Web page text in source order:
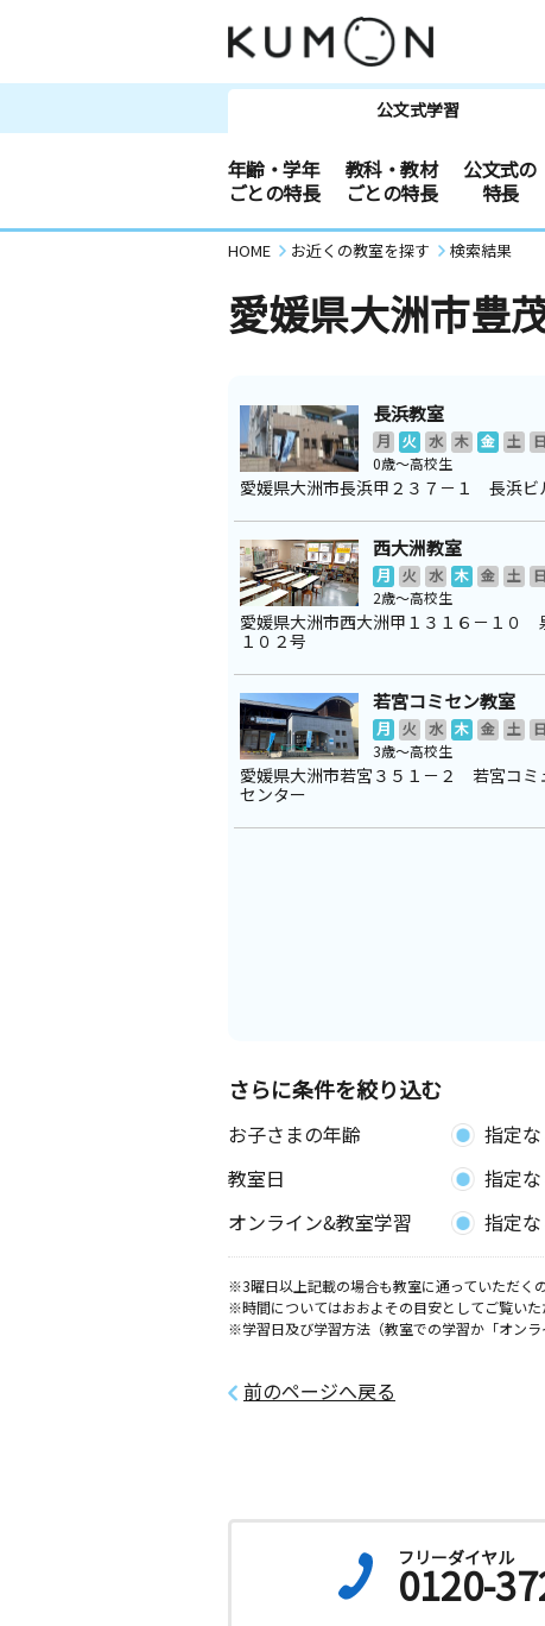
公文式学習
年齢・学年
ごとの特長
教科・教材
ごとの特長
公文式の
特長
HOME お近くの教室を探す 検索結果
愛媛県大洲市豊
長浜教室
月 火 水 木 金 土
日
0歳～高校生
愛媛県大洲市長浜甲２３７－１ 長浜ビ
西大洲教室
月 火 水 木 金 土
日
2歳～高校生
愛媛県大洲市西大洲甲１３１６－１０
１０２号
若宮コミセン教室
月 火 水 木 金 土
日
3歳～高校生
愛媛県大洲市若宮３５１－２ 若宮コミ
センター
さらに条件を絞り込む
お子さまの年齢 指定な
教室日
指定な
オンライン&教室学習
指定な
※3曜日以上記載の場合も教室に通っていただく
※時間についてはおおよその目安としてご覧いた
※学習日及び学習方法（教室での学習か「オンラ
前のページへ戻る
フリーダイヤル
0120-